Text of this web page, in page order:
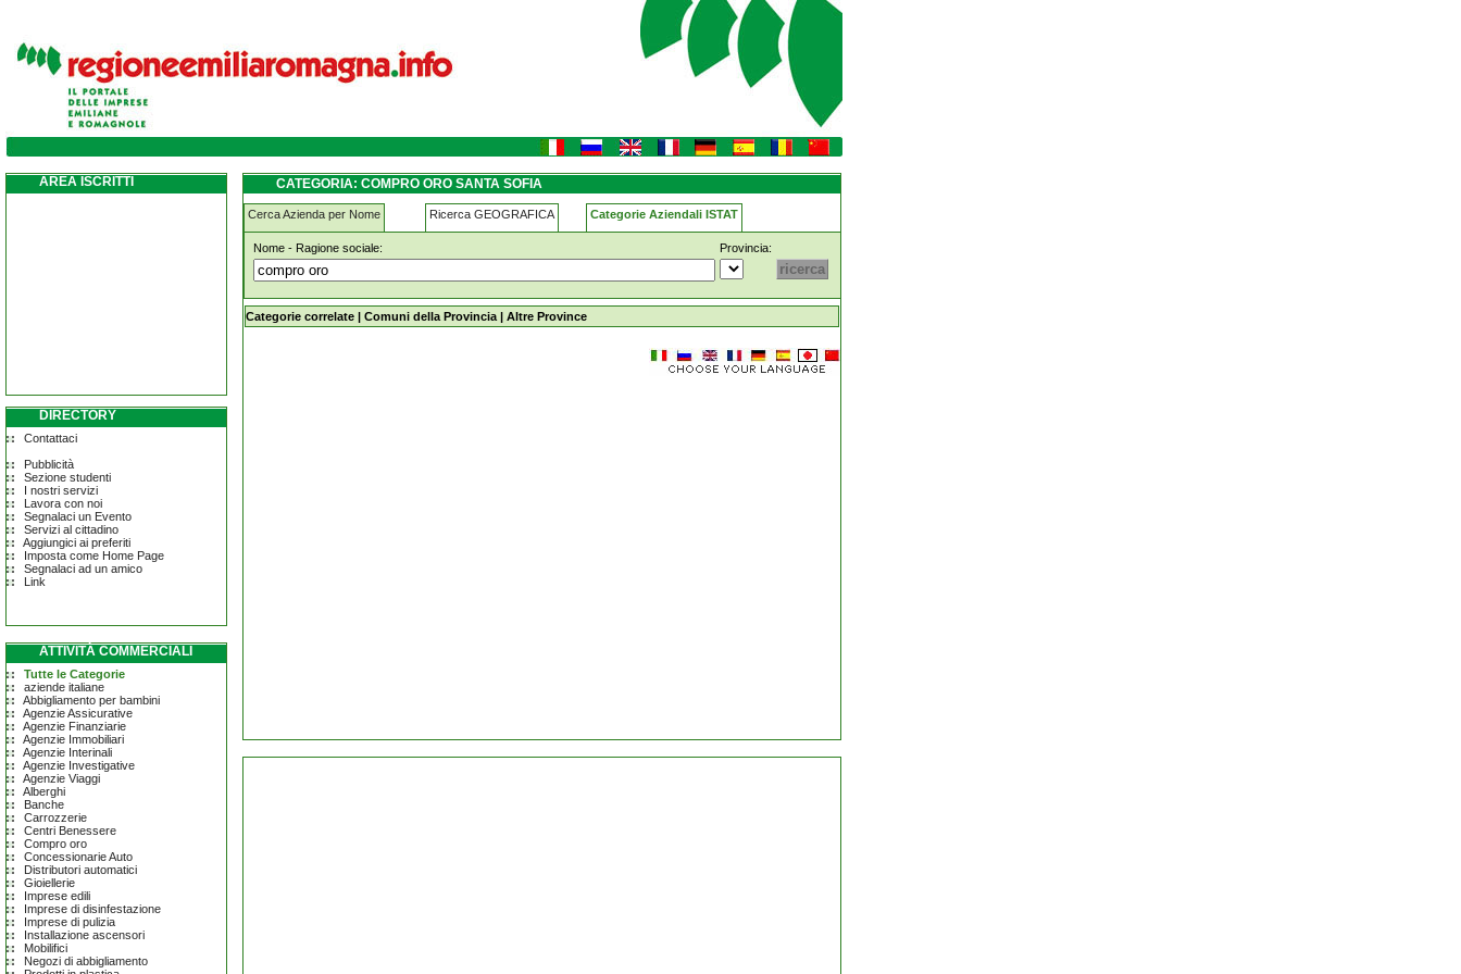
compro-oro santa-sofia
AREA ISCRITTI
DIRECTORY
Contattaci
Pubblicità
Sezione studenti
I nostri servizi
Lavora con noi
Segnalaci un Evento
Servizi al cittadino
Aggiungici ai preferiti
Imposta come Home Page
Segnalaci ad un amico
Link
ATTIVITÀ COMMERCIALI
Tutte le Categorie
aziende italiane
Abbigliamento per bambini
Agenzie Assicurative
Agenzie Finanziarie
Agenzie Immobiliari
Agenzie Interinali
Agenzie Investigative
Agenzie Viaggi
Alberghi
Banche
Carrozzerie
Centri Benessere
Compro oro
Concessionarie Auto
Distributori automatici
Gioiellerie
Imprese edili
Imprese di disinfestazione
Imprese di pulizia
Installazione ascensori
Mobilifici
Negozi di abbigliamento
CATEGORIA: COMPRO ORO SANTA SOFIA
Cerca Azienda per Nome Ricerca GEOGRAFICA Categorie Aziendali ISTAT
Nome - Ragione sociale: Provincia:
compro-oro santa-sofia
Categorie correlate | Comuni della Provincia | Altre Province